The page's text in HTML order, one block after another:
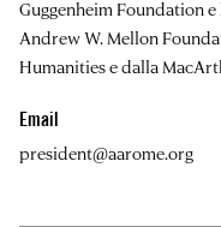
Guggenheim Foundation
Andrew W. Mellon
Humanities e dalla
Email
president@aarome.org